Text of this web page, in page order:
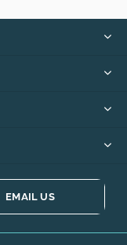
EMAIL US